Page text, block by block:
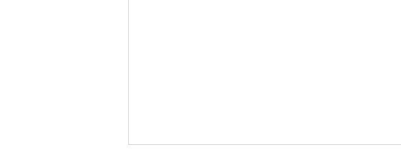
吳東諺結婚10年超寵妻！「主動帶娃」羨煞人妻女星